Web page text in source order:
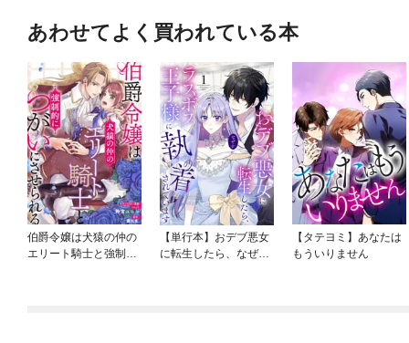
あわせてよく買われている本
伯爵令嬢は犬猿の仲の
エリート騎士と強制的
【単行本】おデブ悪女
に転生したら、なぜか
【タテヨミ】あなたは
もういりません